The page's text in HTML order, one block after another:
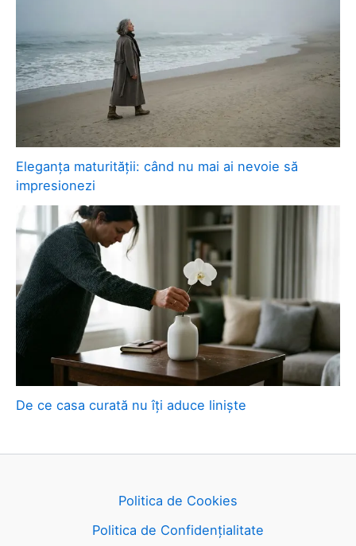
Eleganța maturității: când nu mai ai nevoie să
impresionezi
De ce casa curată nu îți aduce liniște
Politica de Cookies
Politica de Confidențialitate